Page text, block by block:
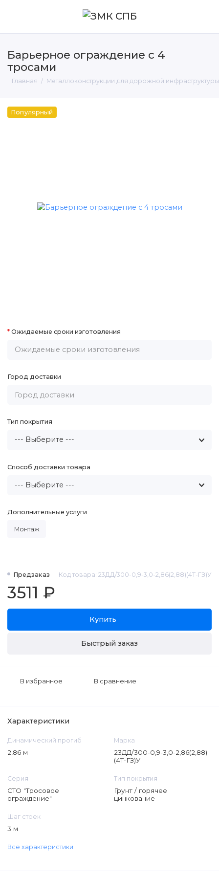
Барьерное ограждение с 4
тросами
Главная Металлоконструкции для дорожной инфраструктуры
Популярный
Предзаказ Код товара: 23ДД/300-0,9-3,0-2,86(2,88)(4Т-ГЗ)У
3511 ₽
Купить
Быстрый заказ
В избранное В сравнение
Ожидаемые сроки изготовления
Город доставки
Тип покрытия
Способ доставки товара
Дополнительные услуги
Монтаж
Характеристики
Динамический прогиб
2,86 м
Марка
23ДД/300-0,9-3,0-2,86(2,88)
(4Т-ГЗ)У
Серия
СТО "Тросовое
ограждение"
Тип покрытия
Грунт / горячее
цинкование
Шаг стоек
3 м
Все характеристики